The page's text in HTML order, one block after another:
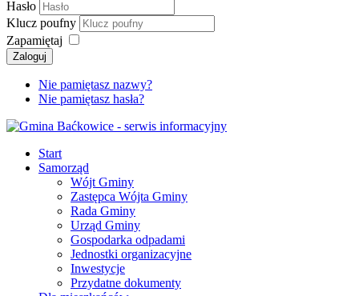
Hasło
Klucz poufny
Zapamiętaj
Zaloguj
Nie pamiętasz nazwy?
Nie pamiętasz hasła?
Start
Samorząd
Wójt Gminy
Zastępca Wójta Gminy
Rada Gminy
Urząd Gminy
Gospodarka odpadami
Jednostki organizacyjne
Inwestycje
Przydatne dokumenty